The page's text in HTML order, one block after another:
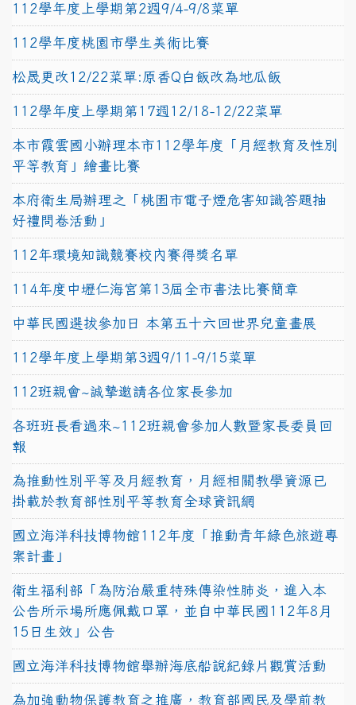
112學年度上學期第2週9/4-9/8菜單
112學年度桃園市學生美術比賽
松晟更改12/22菜單:原香Q白飯改為地瓜飯
112學年度上學期第17週12/18-12/22菜單
本市霞雲國小辦理本市112學年度「月經教育及性別
平等教育」繪畫比賽
本府衛生局辦理之「桃園市電子煙危害知識答題抽
好禮問卷活動」
112年環境知識競賽校內賽得獎名單
114年度中壢仁海宮第13屆全市書法比賽簡章
中華民國選拔參加日 本第五十六回世界兒童畫展
112學年度上學期第3週9/11-9/15菜單
112班親會~誠摯邀請各位家長參加
各班班長看過來~112班親會參加人數暨家長委員回
報
為推動性別平等及月經教育，月經相關教學資源已
掛載於教育部性別平等教育全球資訊網
國立海洋科技博物館112年度「推動青年綠色旅遊專
案計畫」
衛生福利部「為防治嚴重特殊傳染性肺炎，進入本
公告所示場所應佩戴口罩，並自中華民國112年8月
15日生效」公告
國立海洋科技博物館舉辦海底船說紀錄片觀賞活動
為加強動物保護教育之推廣，教育部國民及學前教